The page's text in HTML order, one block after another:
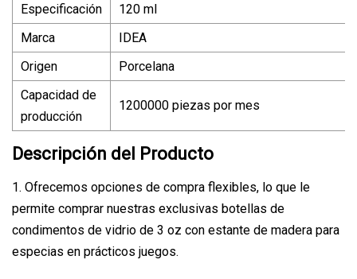
Especificación
120 ml
Marca
IDEA
Origen
Porcelana
Capacidad de
producción
1200000 piezas por mes
Descripción del Producto
1. Ofrecemos opciones de compra flexibles, lo que le
permite comprar nuestras exclusivas botellas de
condimentos de vidrio de 3 oz con estante de madera para
especias en prácticos juegos.